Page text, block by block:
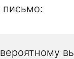
письмо: